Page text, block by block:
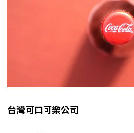
台灣可口可樂公司